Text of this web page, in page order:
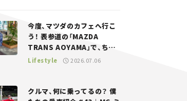
今度、マツダのカフェへ行こ
う！ 表参道の「MAZDA
TRANS AOYAMA」で、ちょ
っとひと息。——連載｜CCG
Lifestyle 2026.07.06
クルマ、何に乗ってるの？ 僕